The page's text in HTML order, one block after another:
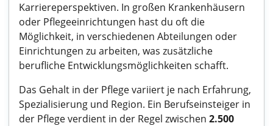
Karriereperspektiven. In großen Krankenhäusern
oder Pflegeeinrichtungen hast du oft die
Möglichkeit, in verschiedenen Abteilungen oder
Einrichtungen zu arbeiten, was zusätzliche
berufliche Entwicklungsmöglichkeiten schafft.
Das Gehalt in der Pflege variiert je nach Erfahrung,
Spezialisierung und Region. Ein Berufseinsteiger in
der Pflege verdient in der Regel zwischen 2.500